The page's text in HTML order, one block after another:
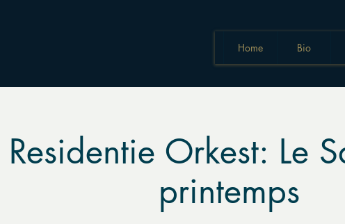
Home Bio
Residentie Orkest: Le
printemps